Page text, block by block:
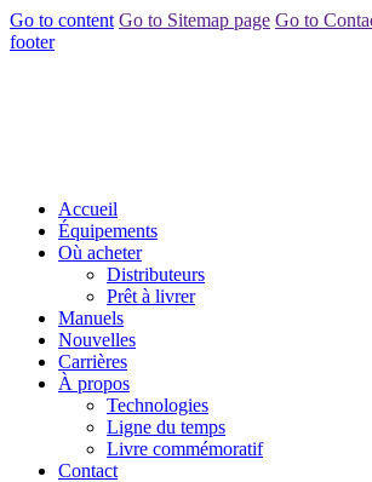
Go to content Go to Sitemap page Go to
footer
Accueil
Équipements
Où acheter
Distributeurs
Prêt à livrer
Manuels
Nouvelles
Carrières
À propos
Technologies
Ligne du temps
Livre commémoratif
Contact